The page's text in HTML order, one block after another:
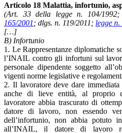
Articolo 18 Malattia, infortunio,
(Art. 33 della legge n. 104/1992;
165/2001 ; dlgs. n. 119/2011; legge
[…]
B) Infortunio
1. Le Rappresentanze diplomatiche
l’INAIL contro gli infortuni sul
personale dipendente soggetto
vigenti norme legislative e
2. Il lavoratore deve dare
anche di lieve entità, al proprio
lavoratore abbia trascurato di
datore di lavoro, non essendo
dell’infortunio, non abbia potuto
all’INAIL, il datore di lavoro